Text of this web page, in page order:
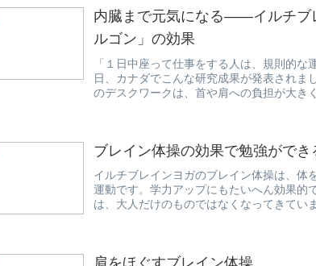
内臓まで元気になる――イルチブ
ルゴン」の効果
「１日中座って仕事をする人は、規則的
日、カナダでこんな研究成果が発表されま
のデスクワークは、首や肩への負担が大き
ブレイン体操の効果で勉強ができ
イルチブレインヨガのブレイン体操は、体
運動です。学力アップにもたいへん効果的
は、大人だけのものではなくなってきてい
肩をほぐすブレイン体操